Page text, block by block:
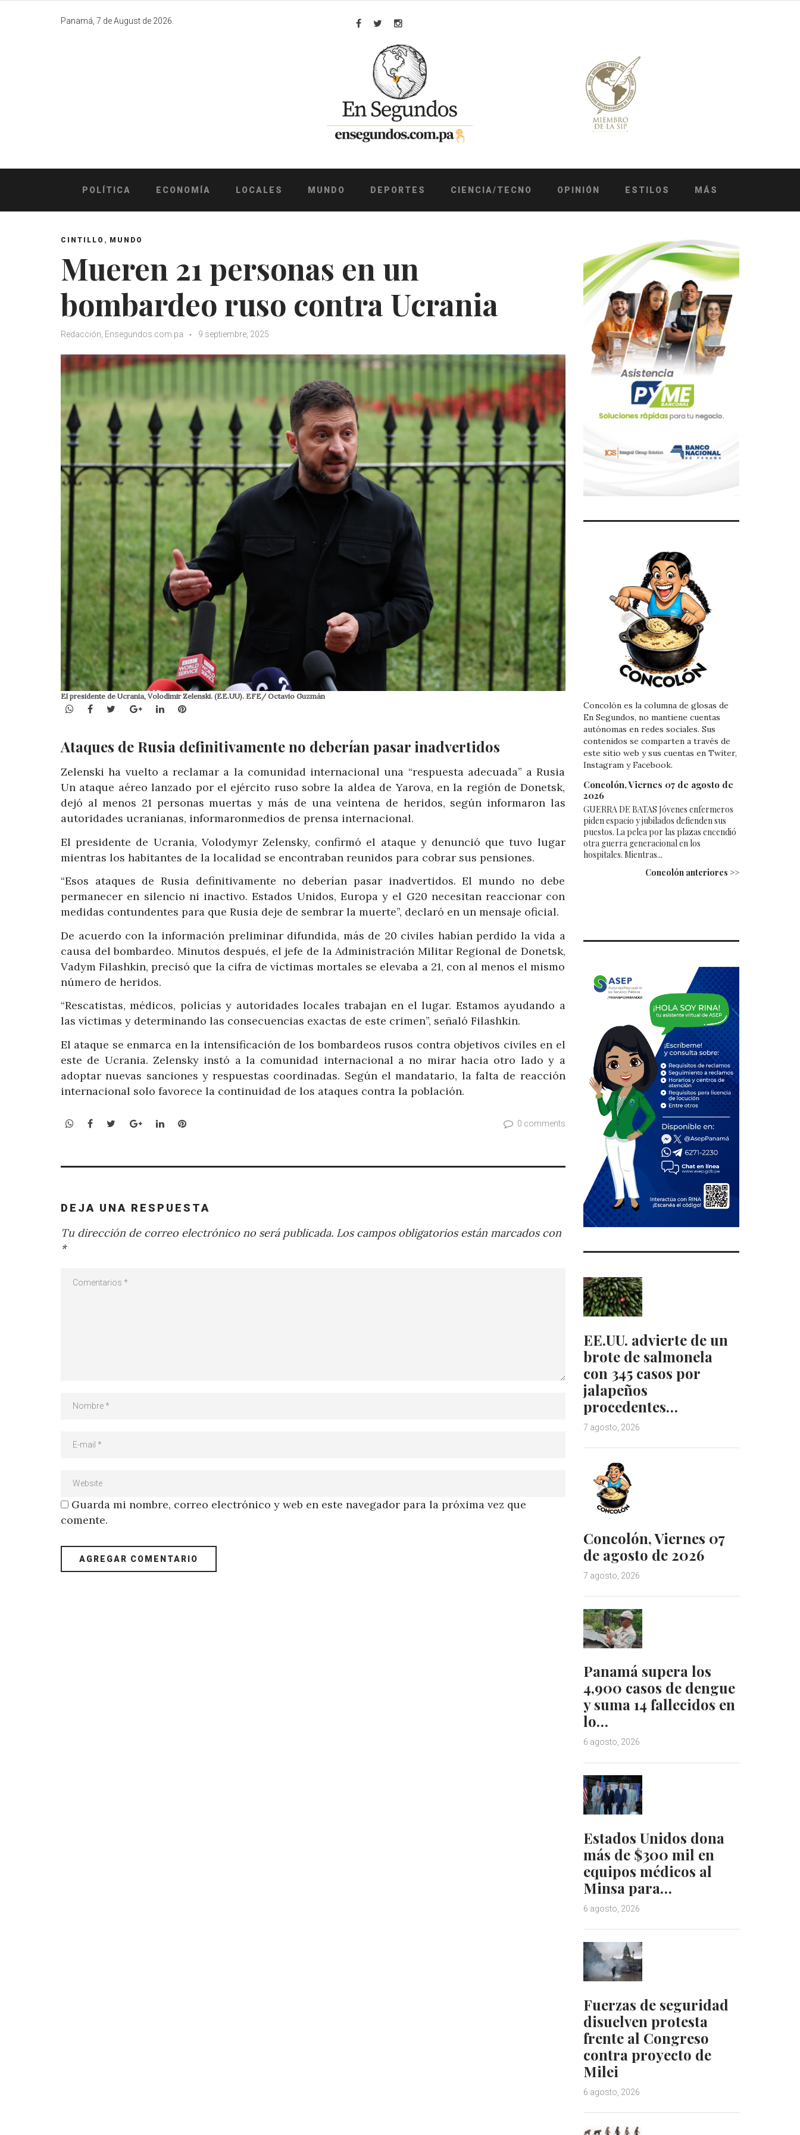
Panamá, 7 de August de 2026.
Facebook
TwitterInstagram
POLÍTICA ECONOMÍA LOCALES MUNDO DEPORTES CIENCIA/TECNO OPINIÓN ESTILOS MÁS
CINTILLO , MUNDO
Mueren 21 personas en un
bombardeo ruso contra Ucrania
Redacción, Ensegundos.com.pa 9 septiembre, 2025
El presidente de Ucrania, Volodímir Zelenski. (EE.UU). EFE/ Octavio Guzmán
WhatsApp
Facebook
TwitterGoogle+LinkedInPinterest
Ataques de Rusia definitivamente no deberían pasar inadvertidos
Zelenski ha vuelto a reclamar a la comunidad internacional una “respuesta adecuada” a Rusia
Un ataque aéreo lanzado por el ejército ruso sobre la aldea de Yarova, en la región de Donetsk,
dejó al menos 21 personas muertas y más de una veintena de heridos, según informaron las
autoridades ucranianas, informaronmedios de prensa internacional.
El presidente de Ucrania, Volodymyr Zelensky, confirmó el ataque y denunció que tuvo lugar
mientras los habitantes de la localidad se encontraban reunidos para cobrar sus pensiones.
“Esos ataques de Rusia definitivamente no deberían pasar inadvertidos. El mundo no debe
permanecer en silencio ni inactivo. Estados Unidos, Europa y el G20 necesitan reaccionar con
medidas contundentes para que Rusia deje de sembrar la muerte”, declaró en un mensaje oficial.
De acuerdo con la información preliminar difundida, más de 20 civiles habían perdido la vida a
causa del bombardeo. Minutos después, el jefe de la Administración Militar Regional de Donetsk,
Vadym Filashkin, precisó que la cifra de víctimas mortales se elevaba a 21, con al menos el mismo
número de heridos.
“Rescatistas, médicos, policías y autoridades locales trabajan en el lugar. Estamos ayudando a
las víctimas y determinando las consecuencias exactas de este crimen”, señaló Filashkin.
El ataque se enmarca en la intensificación de los bombardeos rusos contra objetivos civiles en el
este de Ucrania. Zelensky instó a la comunidad internacional a no mirar hacia otro lado y a
adoptar nuevas sanciones y respuestas coordinadas. Según el mandatario, la falta de reacción
internacional solo favorece la continuidad de los ataques contra la población.
WhatsApp
Facebook
TwitterGoogle+LinkedInPinterest 0 comments
DEJA UNA RESPUESTA
Tu dirección de correo electrónico no será publicada. Los campos obligatorios están marcados con
*
Guarda mi nombre, correo electrónico y web en este navegador para la próxima vez que
comente.
Concolón es la columna de glosas de
En Segundos, no mantiene cuentas
autónomas en redes sociales. Sus
contenidos se comparten a través de
este sitio web y sus cuentas en Twiter,
Instagram y Facebook.
Concolón, Viernes 07 de agosto de
2026
GUERRA DE BATAS Jóvenes enfermeros
piden espacio y jubilados defienden sus
puestos. La pelea por las plazas encendió
otra guerra generacional en los
hospitales. Mientras...
Concolón anteriores >>
EE.UU. advierte de un
brote de salmonela
con 345 casos por
jalapeños
procedentes…
7 agosto, 2026
Concolón, Viernes 07
de agosto de 2026
7 agosto, 2026
Panamá supera los
4,900 casos de dengue
y suma 14 fallecidos en
lo…
6 agosto, 2026
Estados Unidos dona
más de $300 mil en
equipos médicos al
Minsa para…
6 agosto, 2026
Fuerzas de seguridad
disuelven protesta
frente al Congreso
contra proyecto de
Milei
6 agosto, 2026